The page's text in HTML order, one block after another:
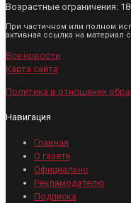
Возрастные ограничения:
При частичном или полном
активная ссылка на материал
Все новости
Карта сайта
Политика в отношении
Навигация
Главная
О газете
Официально
Рекламодателю
Подписка